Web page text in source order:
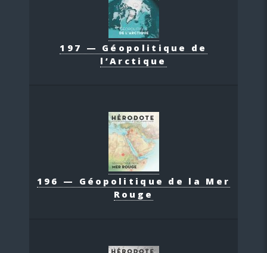
197 — Géopolitique de
l’Arctique
196 — Géopolitique de la Mer
Rouge